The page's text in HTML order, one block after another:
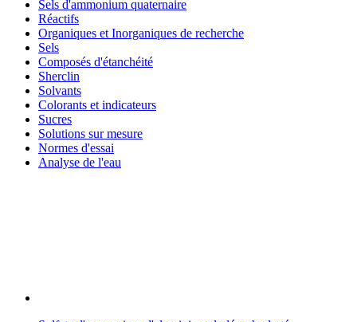
Sels d'ammonium quaternaire
Réactifs
Organiques et Inorganiques de recherche
Sels
Composés d'étanchéité
Sherclin
Solvants
Colorants et indicateurs
Sucres
Solutions sur mesure
Normes d'essai
Analyse de l'eau